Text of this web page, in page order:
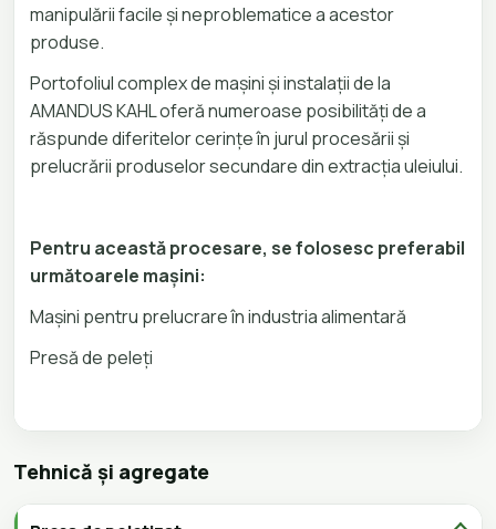
manipulării facile și neproblematice a acestor
produse.
Portofoliul complex de mașini și instalații de la
AMANDUS KAHL oferă numeroase posibilități de a
răspunde diferitelor cerințe în jurul procesării și
prelucrării produselor secundare din extracția uleiului.
Pentru această procesare, se folosesc preferabil
următoarele mașini:
Mașini pentru prelucrare în industria alimentară
Presă de peleți
Tehnică și agregate